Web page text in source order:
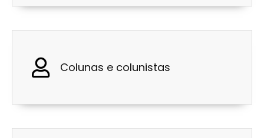
Colunas e colunistas